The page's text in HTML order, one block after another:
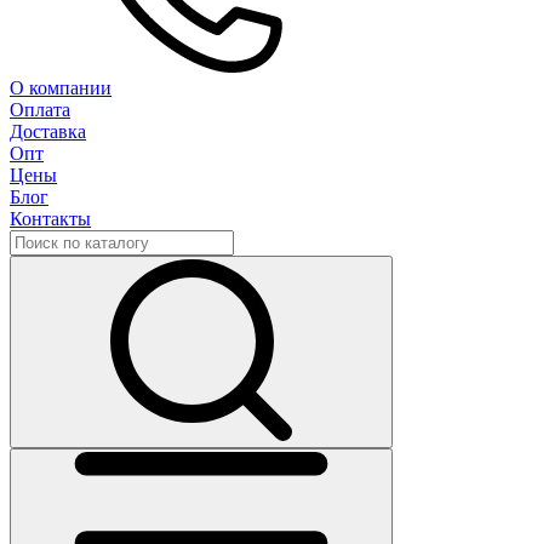
О компании
Оплата
Доставка
Опт
Цены
Блог
Контакты